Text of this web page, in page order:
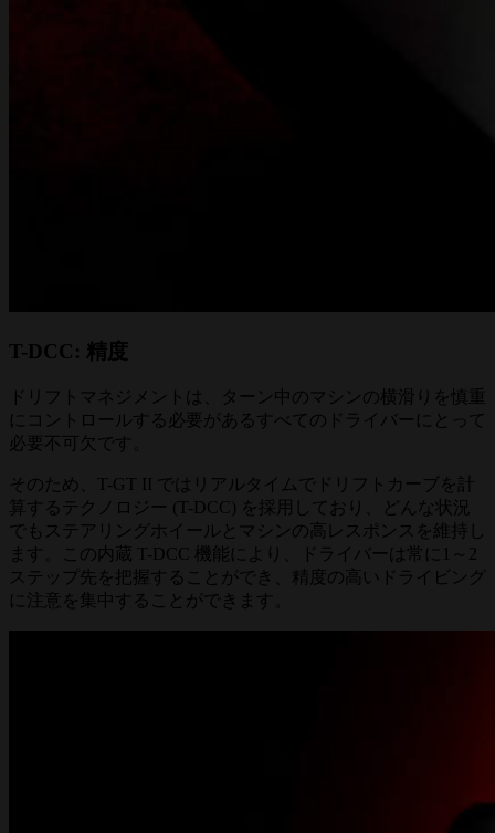
T-DCC: 精度
ドリフトマネジメントは、ターン中のマシンの横滑りを慎重
にコントロールする必要があるすべてのドライバーにとって
必要不可欠です。
そのため、T-GT II ではリアルタイムでドリフトカーブを計
算するテクノロジー (T-DCC) を採用しており、どんな状況
でもステアリングホイールとマシンの高レスポンスを維持し
ます。この内蔵 T-DCC 機能により、ドライバーは常に1～2
ステップ先を把握することができ、精度の高いドライビング
に注意を集中することができます。